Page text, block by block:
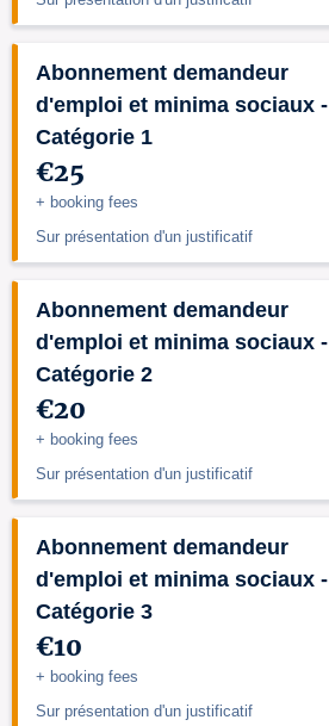
Abonnement demandeur
d'emploi et minima sociaux -
Catégorie 1
€25
+ booking fees
Sur présentation d'un justificatif
Abonnement demandeur
d'emploi et minima sociaux -
Catégorie 2
€20
+ booking fees
Sur présentation d'un justificatif
Abonnement demandeur
d'emploi et minima sociaux -
Catégorie 3
€10
+ booking fees
Sur présentation d'un justificatif